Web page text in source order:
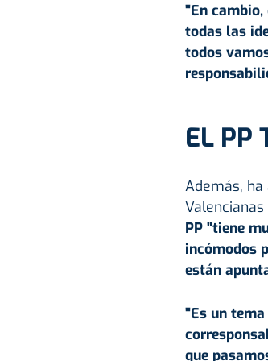
"En
todas las
todos
EL PP
Además, ha
PP "tiene
incómodos
están
"Es un
que